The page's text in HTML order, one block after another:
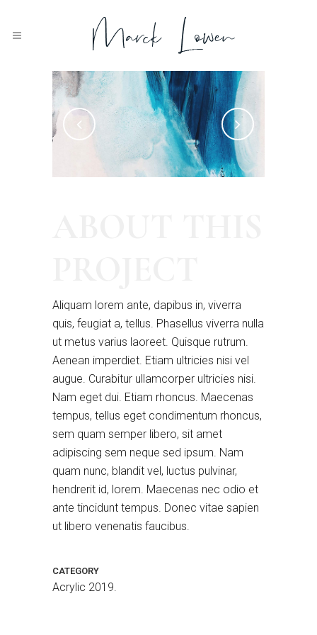
Blue Sky Acrylic 2019.
Aliquam lorem ante, dapibus in, viverra
quis, feugiat a, tellus. Phasellus viverra nulla
ut metus varius laoreet. Quisque rutrum.
Aenean imperdiet. Etiam ultricies nisi vel
augue. Curabitur ullamcorper ultricies nisi.
Nam eget dui. Etiam rhoncus. Maecenas
tempus, tellus eget condimentum rhoncus,
sem quam semper libero, sit amet
adipiscing sem neque sed ipsum. Nam
quam nunc, blandit vel, luctus pulvinar,
hendrerit id, lorem. Maecenas nec odio et
ante tincidunt tempus. Donec vitae sapien
ut libero venenatis faucibus.
CATEGORY
Acrylic 2019.